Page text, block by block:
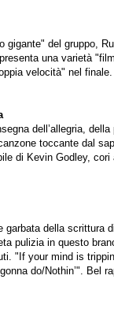
gigante" del gruppo,
una varietà
velocità" nel finale.
dell’allegria,
toccante dal
di Kevin Godley, cori
garbata della scrittura
pulizia in questo
"If your mind is
do/Nothin’". Bel